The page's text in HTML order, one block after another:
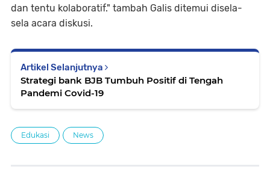
dan tentu kolaboratif." tambah Galis ditemui disela-
sela acara diskusi.
Artikel Selanjutnya
Strategi bank BJB Tumbuh Positif di Tengah
Pandemi Covid-19
Edukasi News